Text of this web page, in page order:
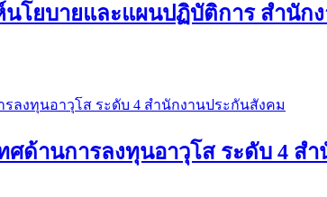
นโยบายและแผนปฏิบัติการ สำนัก
ด้านการลงทุนอาวุโส ระดับ 4 ส